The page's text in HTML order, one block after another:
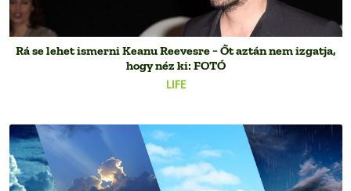
LIFE
Rá se lehet ismerni Keanu Reevesre − Őt aztán nem izgatja,
hogy néz ki: FOTÓ